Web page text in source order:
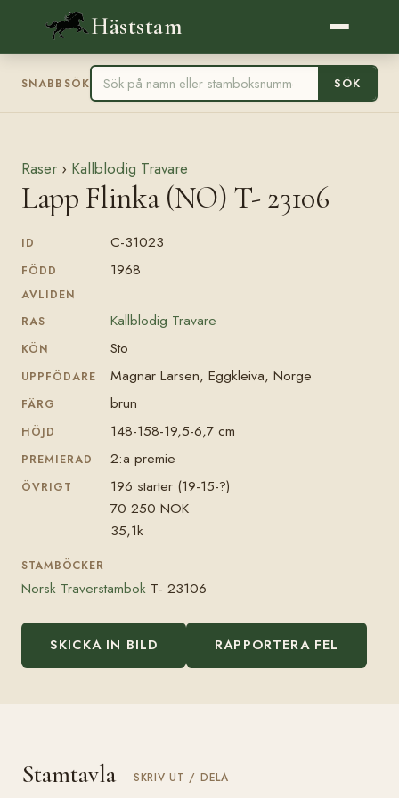
Häststam
SNABBSÖK SÖK
Raser › Kallblodig Travare
Lapp Flinka (NO) T- 23106
ID C-31023
FÖDD 1968
AVLIDEN
RAS
Kallblodig Travare
KÖN Sto
UPPFÖDARE Magnar Larsen, Eggkleiva, Norge
FÄRG brun
HÖJD 148-158-19,5-6,7 cm
PREMIERAD 2:a premie
ÖVRIGT
196 starter (19-15-?)
70 250 NOK
35,1k
STAMBÖCKER
Norsk Traverstambok T- 23106
SKICKA IN BILD RAPPORTERA FEL
Stamtavla SKRIV UT / DELA